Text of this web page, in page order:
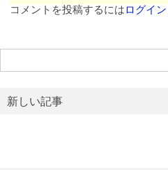
コメントを投稿するにはログイン
索:
新しい記事